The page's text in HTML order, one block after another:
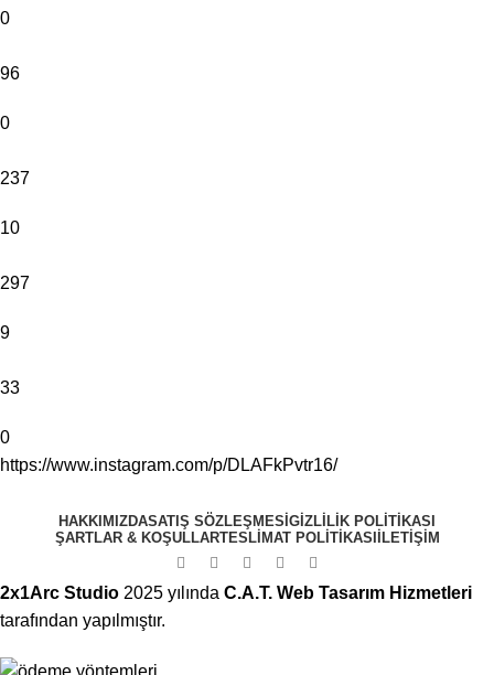
0
96
0
237
10
297
9
33
0
https://www.instagram.com/p/DLAFkPvtr16/
HAKKIMIZDASATIŞ SÖZLEŞMESI GIZLILIK POLITIKASI
ŞARTLAR & KOŞULLARTESLIMAT POLITIKASI ILETIŞIM
2x1Arc Studio 2025 yılında C.A.T. Web Tasarım Hizmetleri
tarafından yapılmıştır.